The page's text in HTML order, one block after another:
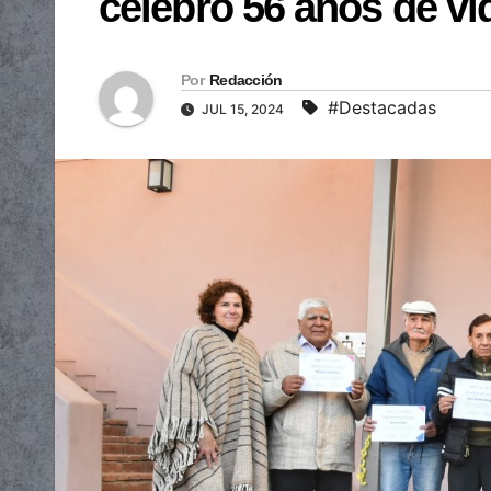
Por Redacción
JUL 15, 2024 #Destacadas